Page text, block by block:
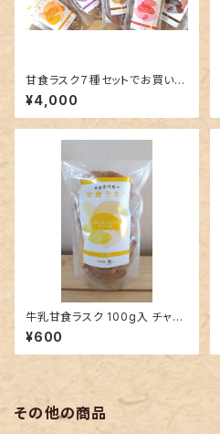
甘食ラスク７種セットでお買い
得 さらに送料割引
¥4,000
牛乳甘食ラスク 100g入 チャッ
ク袋
¥600
その他の商品